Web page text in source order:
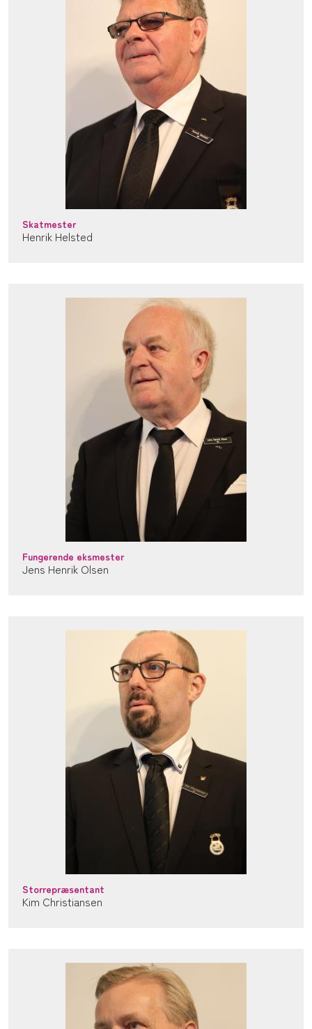
Skatmester
Henrik Helsted
Fungerende eksmester
Jens Henrik Olsen
Storrepræsentant
Kim Christiansen